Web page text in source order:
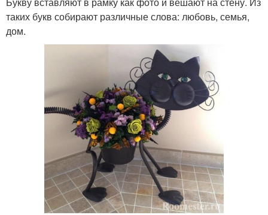
таких букв собирают различные слова: любовь, семья,
дом.